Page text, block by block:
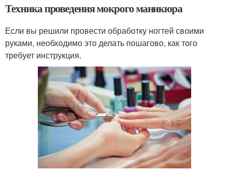
Техника проведения мокрого маникюра
Если вы решили провести обработку ногтей своими
руками, необходимо это делать пошагово, как того
требует инструкция.